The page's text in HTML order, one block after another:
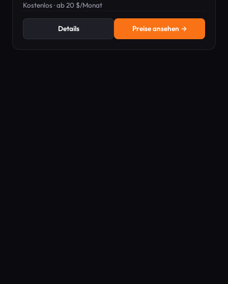
Unterstützung zu bauen.
Kostenlos · ab 20 $/Monat
Details Preise ansehen →